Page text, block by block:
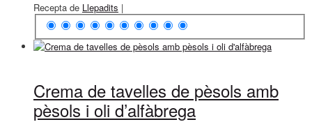
Recepta de Llepadits |
Crema de tavelles de pèsols amb
pèsols i oli d’alfàbrega